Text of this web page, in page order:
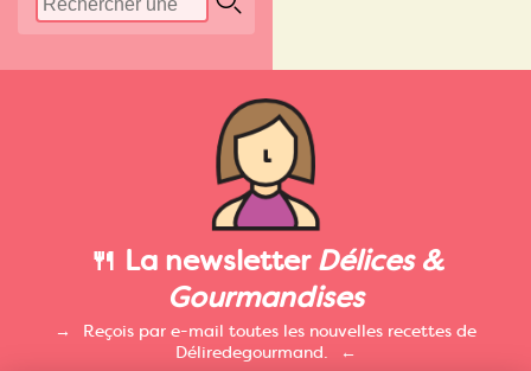
🍴 La newsletterDélices &
Gourmandises
Reçois par e-mail toutes les nouvelles recettes de
Déliredegourmand.